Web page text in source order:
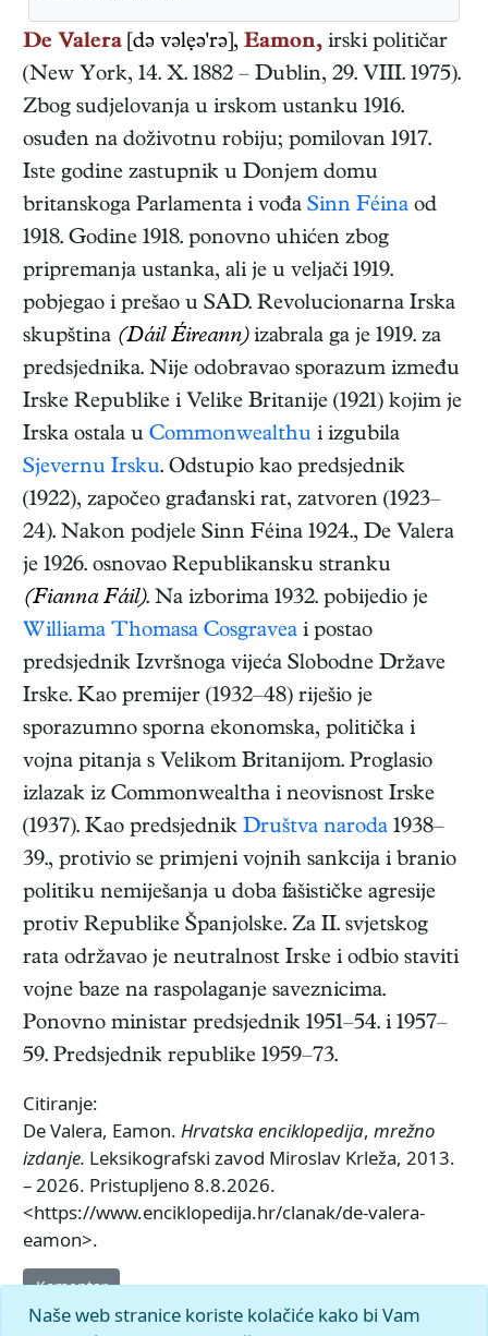
De Valera [də vəlẹə'rə], Eamon, irski političar
(New York, 14. X. 1882 – Dublin, 29. VIII. 1975).
Zbog sudjelovanja u irskom ustanku 1916.
osuđen na doživotnu robiju; pomilovan 1917.
Iste godine zastupnik u Donjem domu
britanskoga Parlamenta i vođa Sinn Féina od
1918. Godine 1918. ponovno uhićen zbog
pripremanja ustanka, ali je u veljači 1919.
pobjegao i prešao u SAD. Revolucionarna Irska
skupština (Dáil Éireann)izabrala ga je 1919. za
predsjednika. Nije odobravao sporazum između
Irske Republike i Velike Britanije (1921) kojim je
Irska ostala u Commonwealthu i izgubila
Sjevernu Irsku. Odstupio kao predsjednik
(1922), započeo građanski rat, zatvoren (1923–
24). Nakon podjele Sinn Féina 1924., De Valera
je 1926. osnovao Republikansku stranku
(Fianna Fáil). Na izborima 1932. pobijedio je
Williama Thomasa Cosgravea i postao
predsjednik Izvršnoga vijeća Slobodne Države
Irske. Kao premijer (1932–48) riješio je
sporazumno sporna ekonomska, politička i
vojna pitanja s Velikom Britanijom. Proglasio
izlazak iz Commonwealtha i neovisnost Irske
(1937). Kao predsjednik Društva naroda 1938–
39., protivio se primjeni vojnih sankcija i branio
politiku nemiješanja u doba fašističke agresije
protiv Republike Španjolske. Za II. svjetskog
rata održavao je neutralnost Irske i odbio staviti
vojne baze na raspolaganje saveznicima.
Ponovno ministar predsjednik 1951–54. i 1957–
59. Predsjednik republike 1959–73.
Citiranje:
De Valera, Eamon. Hrvatska enciklopedija, mrežno
izdanje. Leksikografski zavod Miroslav Krleža, 2013.
– 2026. Pristupljeno 8.8.2026.
<https://www.enciklopedija.hr/clanak/de-valera-
eamon>.
Komentar
Naše web stranice koriste kolačiće kako bi Vam